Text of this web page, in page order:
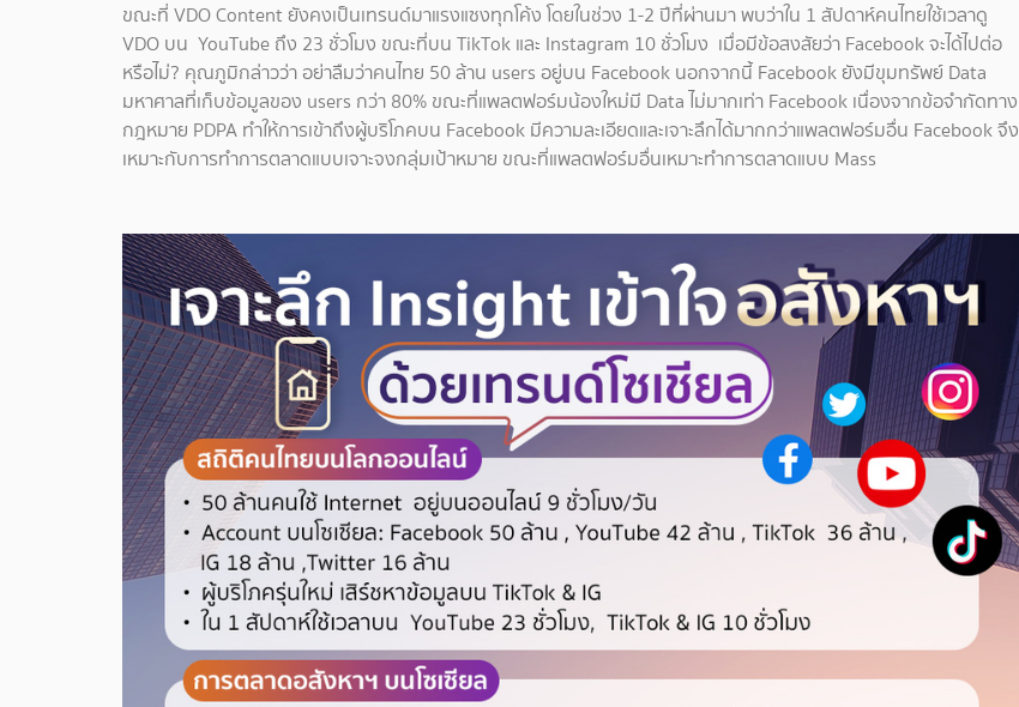
ขณะที่ VDO Content ยังคงเป็นเทรนด์มาแรงแซงทุกโค้ง โดยในช่วง 1-2 ปีที่ผ่านมา พบว่าใน 1 สัปดาห์คนไทยใช้เวลาดู
VDO บน YouTube ถึง 23 ชั่วโมง ขณะที่บน TikTok และ Instagram 10 ชั่วโมง เมื่อมีข้อสงสัยว่า Facebook จะได้ไปต่อ
หรือไม่? คุณภูมิกล่าวว่า อย่าลืมว่าคนไทย 50 ล้าน users อยู่บน Facebook นอกจากนี้ Facebook ยังมีขุมทรัพย์ Data
มหาศาลที่เก็บข้อมูลของ users กว่า 80% ขณะที่แพลตฟอร์มน้องใหม่มี Data ไม่มากเท่า Facebook เนื่องจากข้อจำกัดทาง
กฎหมาย PDPA ทำให้การเข้าถึงผู้บริโภคบน Facebook มีความละเอียดและเจาะลึกได้มากกว่าแพลตฟอร์มอื่น Facebook จึง
เหมาะกับการทำการตลาดแบบเจาะจงกลุ่มเป้าหมาย ขณะที่แพลตฟอร์มอื่นเหมาะทำการตลาดแบบ Mass